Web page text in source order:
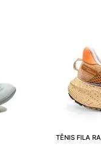
TÊNIS FILA